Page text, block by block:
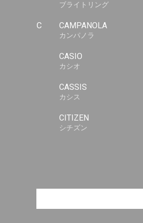
ブライトリング
C CAMPANOLA
カンパノラ
CASIO
カシオ
CASSIS
カシス
CITIZEN
シチズン